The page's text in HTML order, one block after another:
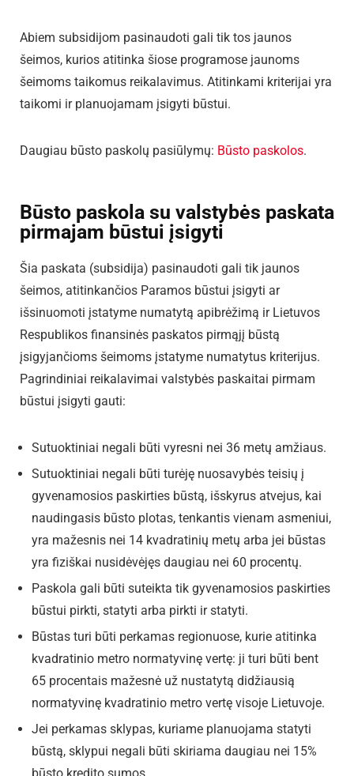
Abiem subsidijom pasinaudoti gali tik tos jaunos
šeimos, kurios atitinka šiose programose jaunoms
šeimoms taikomus reikalavimus. Atitinkami kriterijai yra
taikomi ir planuojamam įsigyti būstui.
Daugiau būsto paskolų pasiūlymų: Būsto paskolos.
Būsto paskola su valstybės paskata
pirmajam būstui įsigyti
Šia paskata (subsidija) pasinaudoti gali tik jaunos
šeimos, atitinkančios Paramos būstui įsigyti ar
išsinuomoti įstatyme numatytą apibrėžimą ir Lietuvos
Respublikos finansinės paskatos pirmąjį būstą
įsigyjančioms šeimoms įstatyme numatytus kriterijus.
Pagrindiniai reikalavimai valstybės paskaitai pirmam
būstui įsigyti gauti:
Sutuoktiniai negali būti vyresni nei 36 metų amžiaus.
Sutuoktiniai negali būti turėję nuosavybės teisių į
gyvenamosios paskirties būstą, išskyrus atvejus, kai
naudingasis būsto plotas, tenkantis vienam asmeniui,
yra mažesnis nei 14 kvadratinių metų arba jei būstas
yra fiziškai nusidėvėjęs daugiau nei 60 procentų.
Paskola gali būti suteikta tik gyvenamosios paskirties
būstui pirkti, statyti arba pirkti ir statyti.
Būstas turi būti perkamas regionuose, kurie atitinka
kvadratinio metro normatyvinę vertę: ji turi būti bent
65 procentais mažesnė už nustatytą didžiausią
normatyvinę kvadratinio metro vertę visoje Lietuvoje.
Jei perkamas sklypas, kuriame planuojama statyti
būstą, sklypui negali būti skiriama daugiau nei 15%